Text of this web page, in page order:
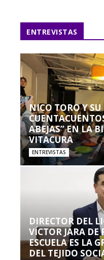
ENTREVISTAS
NICO TORO Y
ABEJAS” EN LA
VITACURA
ENTREVISTAS
DIRECTOR DEL
VÍCTOR JARA DE
ESCUELA ES LA
DEL TEJIDO